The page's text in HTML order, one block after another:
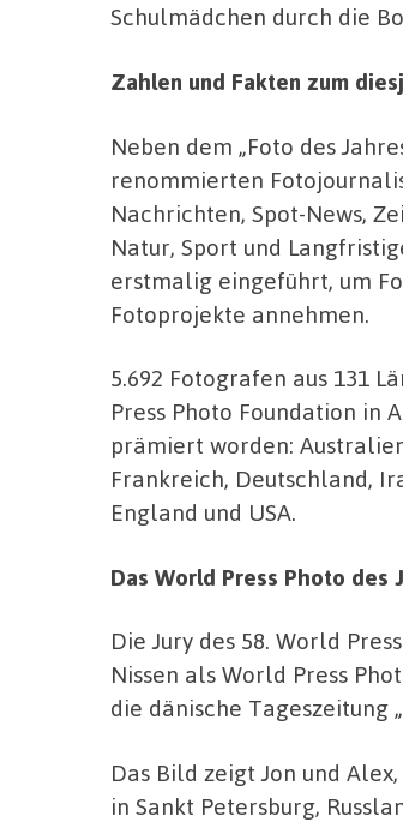
Schulmädchen durch die
Zahlen und Fakten zum
Neben dem „Foto des
renommierten
Nachrichten, Spot-News,
Natur, Sport und
erstmalig eingeführt, um
Fotoprojekte annehmen.
5.692 Fotografen aus 131
Press Photo Foundation in
prämiert worden:
Frankreich, Deutschland,
England und USA.
Das World Press Photo des
Die Jury des 58. World
Nissen als World Press
die dänische Tageszeitung
Das Bild zeigt Jon und
in Sankt Petersburg,